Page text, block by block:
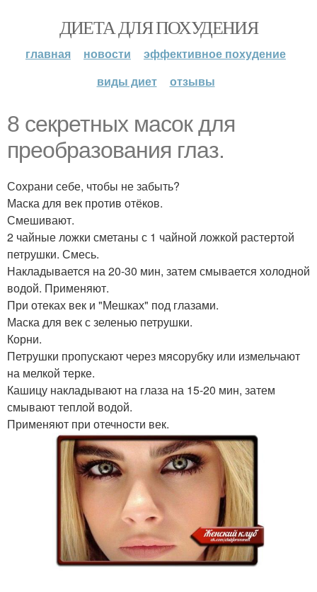
ДИЕТА ДЛЯ ПОХУДЕНИЯ
главная новости
эффективное похудение
виды диет
отзывы
8 секретных масок для
преобразования глаз.
Сохрани себе, чтобы не забыть?
Маска для век против отёков.
Смешивают.
2 чайные ложки сметаны с 1 чайной ложкой растертой
петрушки. Смесь.
Накладывается на 20-30 мин, затем смывается холодной
водой. Применяют.
При отеках век и "Мешках" под глазами.
Маска для век с зеленью петрушки.
Корни.
Петрушки пропускают через мясорубку или измельчают
на мелкой терке.
Кашицу накладывают на глаза на 15-20 мин, затем
смывают теплой водой.
Применяют при отечности век.